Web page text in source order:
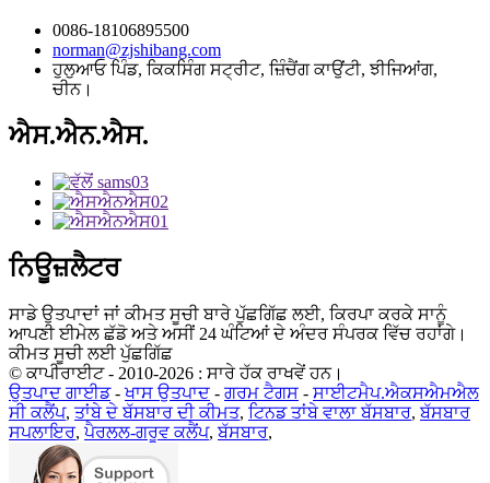
0086-18106895500
norman@zjshibang.com
ਹੁਲੁਆਓ ਪਿੰਡ, ਕਿਕਸਿੰਗ ਸਟ੍ਰੀਟ, ਜ਼ਿੰਚੈਂਗ ਕਾਉਂਟੀ, ਝੀਜਿਆਂਗ,
ਚੀਨ।
ਐਸ.ਐਨ.ਐਸ.
ਨਿਊਜ਼ਲੈਟਰ
ਸਾਡੇ ਉਤਪਾਦਾਂ ਜਾਂ ਕੀਮਤ ਸੂਚੀ ਬਾਰੇ ਪੁੱਛਗਿੱਛ ਲਈ, ਕਿਰਪਾ ਕਰਕੇ ਸਾਨੂੰ
ਆਪਣੀ ਈਮੇਲ ਛੱਡੋ ਅਤੇ ਅਸੀਂ 24 ਘੰਟਿਆਂ ਦੇ ਅੰਦਰ ਸੰਪਰਕ ਵਿੱਚ ਰਹਾਂਗੇ।
ਕੀਮਤ ਸੂਚੀ ਲਈ ਪੁੱਛਗਿੱਛ
© ਕਾਪੀਰਾਈਟ - 2010-2026 : ਸਾਰੇ ਹੱਕ ਰਾਖਵੇਂ ਹਨ।
ਉਤਪਾਦ ਗਾਈਡ-ਖਾਸ ਉਤਪਾਦ - ਗਰਮ ਟੈਗਸ - ਸਾਈਟਮੈਪ.ਐਕਸਐਮਐਲ
ਸੀ ਕਲੈਂਪ, ਤਾਂਬੇ ਦੇ ਬੱਸਬਾਰ ਦੀ ਕੀਮਤ, ਟਿਨਡ ਤਾਂਬੇ ਵਾਲਾ ਬੱਸਬਾਰ,ਬੱਸਬਾਰ
ਸਪਲਾਇਰ,ਪੈਰਲਲ-ਗਰੂਵ ਕਲੈਂਪ,ਬੱਸਬਾਰ,